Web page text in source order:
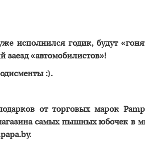
исполнился годик, будут
«автомобилистов»!
:).
от торговых марок
самых пышных юбочек в